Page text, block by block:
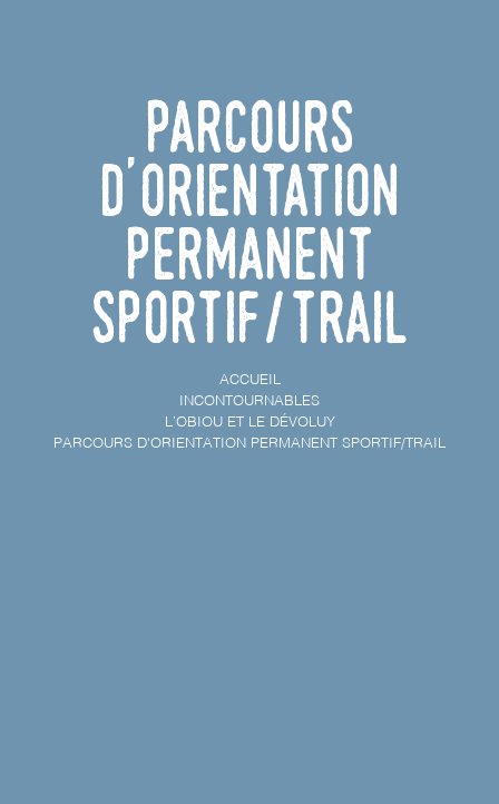
Parcours
d'orientation
permanent
sportif/trail
ACCUEIL
INCONTOURNABLES
L’OBIOU ET LE DÉVOLUY
PARCOURS D'ORIENTATION PERMANENT SPORTIF/TRAIL